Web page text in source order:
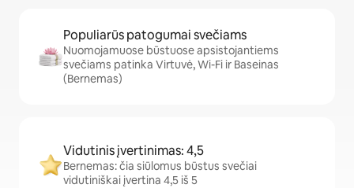
Populiarūs patogumai svečiams
Nuomojamuose būstuose apsistojantiems
svečiams patinka Virtuvė, Wi-Fi ir Baseinas
(Bernemas)
Vidutinis įvertinimas: 4,5
Bernemas: čia siūlomus būstus svečiai
vidutiniškai įvertina 4,5 iš 5